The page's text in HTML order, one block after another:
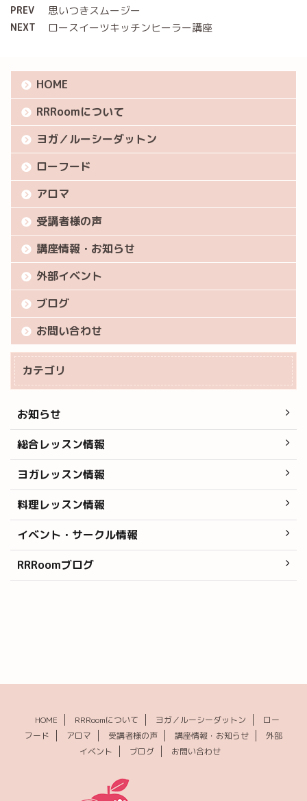
PREV 思いつきスムージー
NEXT ロースイーツキッチンヒーラー講座
HOME
RRRoomについて
ヨガ／ルーシーダットン
ローフード
アロマ
受講者様の声
講座情報・お知らせ
外部イベント
ブログ
お問い合わせ
カテゴリ
お知らせ
総合レッスン情報
ヨガレッスン情報
料理レッスン情報
イベント・サークル情報
RRRoomブログ
HOME RRRoomについて ヨガ／ルーシーダットン
ロー
フード
アロマ 受講者様の声 講座情報・お知らせ
外部
イベント
ブログ お問い合わせ